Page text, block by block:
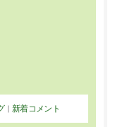
｜ 新着コメント